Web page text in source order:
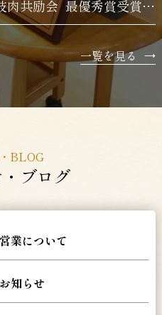
肉共励会 最優秀賞受賞牛購買
一覧を見る →
BLOG
ブログ
業について
知らせ